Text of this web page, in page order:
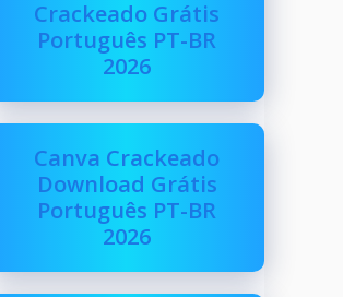
Crackeado Grátis
Português PT-BR
2026
Canva Crackeado
Download Grátis
Português PT-BR
2026